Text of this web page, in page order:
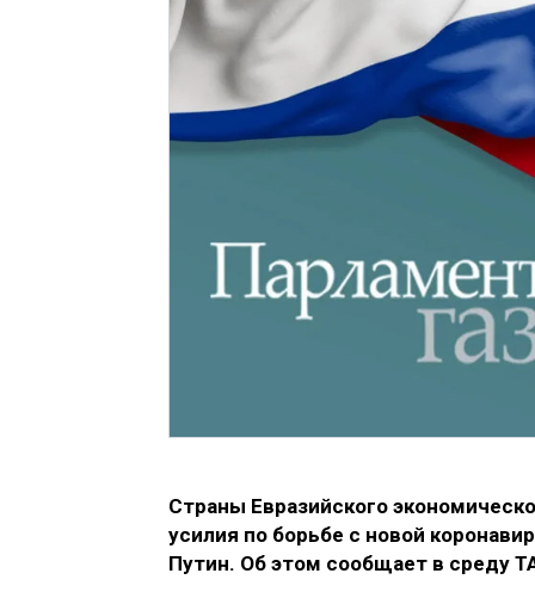
Страны Евразийского
усилия по борьбе с новой
Путин. Об этом сообщает в среду